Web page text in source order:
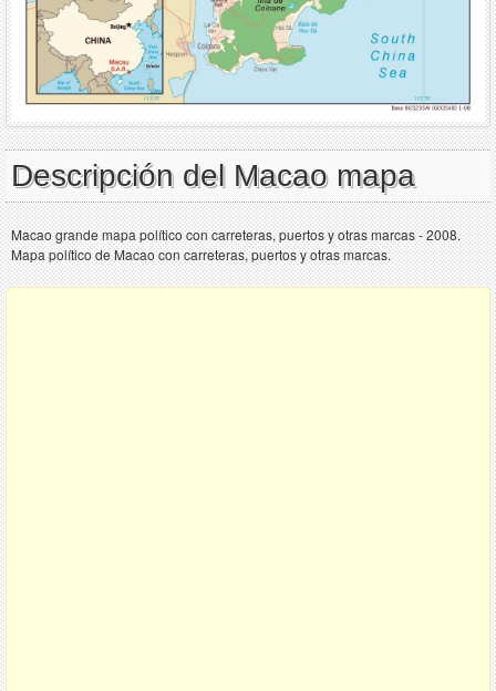
Descripción del Macao mapa
Macao grande mapa político con carreteras, puertos y otras marcas - 2008.
Mapa político de Macao con carreteras, puertos y otras marcas.